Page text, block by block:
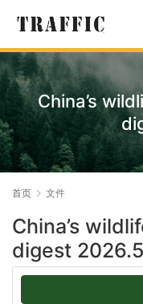
China’s
首页 文件
China’s
digest 2026.5